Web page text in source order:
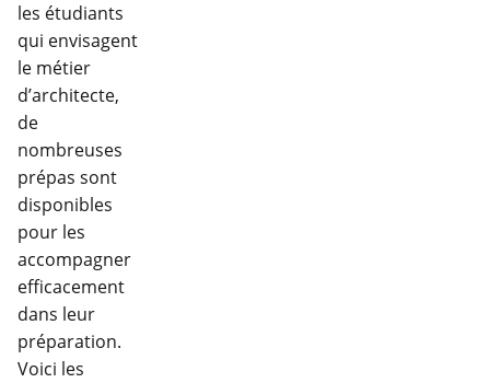
les étudiants
qui envisagent
le métier
d’architecte,
de
nombreuses
prépas sont
disponibles
pour les
accompagner
efficacement
dans leur
préparation.
Voici les